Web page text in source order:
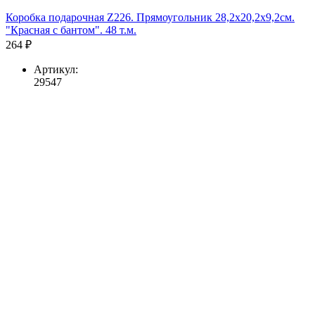
Коробка подарочная Z226. Прямоугольник 28,2х20,2х9,2см.
"Красная с бантом". 48 т.м.
264 ₽
Артикул:
29547